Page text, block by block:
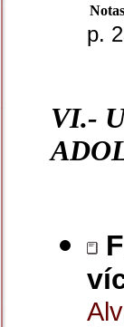
p.
VI.-